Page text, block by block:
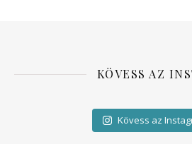
KÖVESS AZ
Kövess az